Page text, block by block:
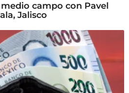
campo con Pavel
Jalisco